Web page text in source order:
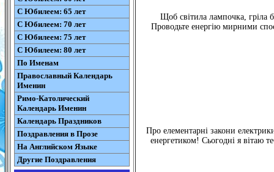
С Юбилеем: 65 лет
С Юбилеем: 70 лет
С Юбилеем: 75 лет
С Юбилеем: 80 лет
По Именам
Православный Календарь
Именин
Римо-Католический
Календарь Именин
Календарь Праздников
Поздравления в Прозе
На Английском Языке
Другие Поздравления
Щоб світила лампочка, гріла
Проводьте енергію мирними
Про елементарні закони
енергетиком! Сьогодні я вітаю